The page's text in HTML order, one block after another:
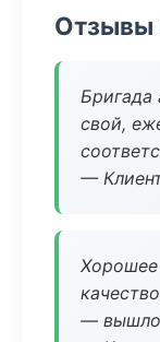
Отзывы
Бригада
свой,
—
— вышло